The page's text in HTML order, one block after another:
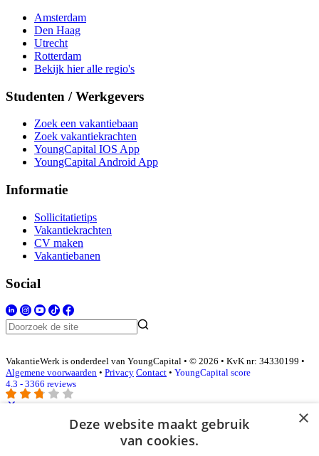
Amsterdam
Den Haag
Utrecht
Rotterdam
Bekijk hier alle regio's
Studenten / Werkgevers
Zoek een vakantiebaan
Zoek vakantiekrachten
YoungCapital IOS App
YoungCapital Android App
Informatie
Sollicitatietips
Vakantiekrachten
CV maken
Vakantiebanen
Social
VakantieWerk is onderdeel van YoungCapital • © 2026 • KvK nr: 34330199 •
Algemene voorwaarden • Privacy Contact • YoungCapital score
4.3 - 3366 reviews
Inloggen als bedrijf
×
Deze website maakt gebruik
van cookies.